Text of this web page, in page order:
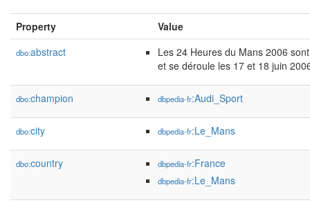
Property Value
dbo:abstract
Les 24 Heures du Mans 2006
et se déroule les 17 et 18 juin
dbo:champion dbpedia-fr:Audi_Sport
dbo:city dbpedia-fr:Le_Mans
dbo:country dbpedia-fr:France
dbpedia-fr:Le_Mans